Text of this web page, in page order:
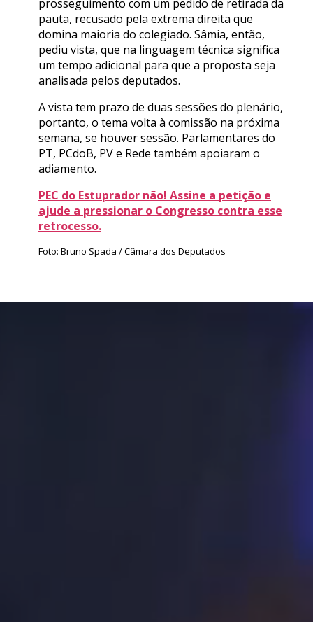
prosseguimento com um pedido de retirada da
pauta, recusado pela extrema direita que
domina maioria do colegiado. Sâmia, então,
pediu vista, que na linguagem técnica significa
um tempo adicional para que a proposta seja
analisada pelos deputados.
A vista tem prazo de duas sessões do plenário,
portanto, o tema volta à comissão na próxima
semana, se houver sessão. Parlamentares do
PT, PCdoB, PV e Rede também apoiaram o
adiamento.
PEC do Estuprador não! Assine a petição e
ajude a pressionar o Congresso contra esse
retrocesso.
Foto: Bruno Spada / Câmara dos Deputados